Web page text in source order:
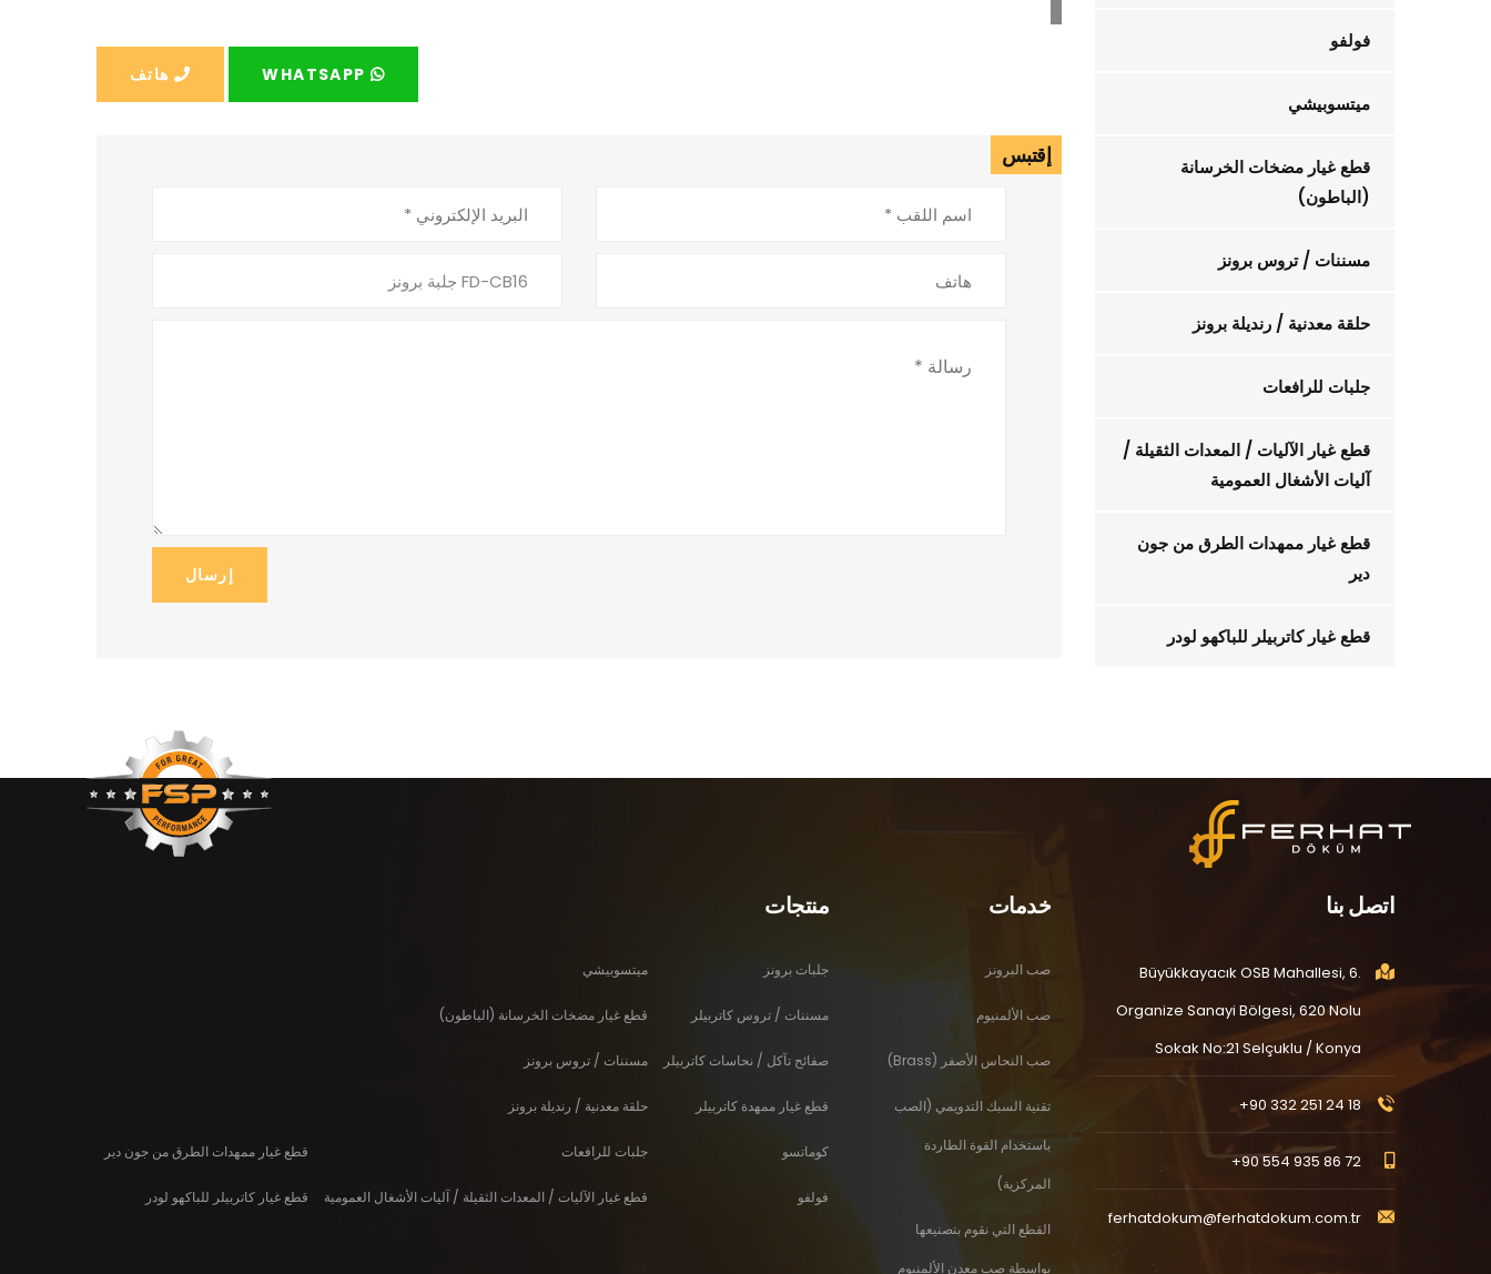
فولفو
ميتسوبيشي
قطع غيار مضخات الخرسانة
(الباطون)
مسننات / تروس برونز
حلقة معدنية / رنديلة برونز
جلبات للرافعات
قطع غيار الآليات / المعدات الثقيلة /
آليات الأشغال العمومية
قطع غيار ممهدات الطرق من جون
دير
قطع غيار كاتربيلر للباكهو لودر
WHATSAPP هاتف
إقتبس
إرسال
اتصل بنا
Büyükkayacık OSB Mahallesi, 6.
Organize Sanayi Bölgesi, 620 Nolu
Sokak No:21 Selçuklu / Konya
+90 332 251 24 18
+90 554 935 86 72
ferhatdokum@ferhatdokum.com.tr
خدمات
صب البرونز
صب الألمنيوم
صب النحاس الأصفر (Brass)
تقنية السبك التدويمي (الصب
باستخدام القوة الطاردة
المركزية)
القطع التي نقوم بتصنيعها
بواسطة صب معدن الألمنيوم
منتجات
جلبات برونز
مسننات / تروس كاتربيلر
صفائح تآكل / نحاسات كاتربيلر
قطع غيار ممهدة كاتربيلر
كوماتسو
فولفو
ميتسوبيشي
قطع غيار مضخات الخرسانة (الباطون)
مسننات / تروس برونز
حلقة معدنية / رنديلة برونز
جلبات للرافعات
قطع غيار الآليات / المعدات الثقيلة / آليات الأشغال العمومية
قطع غيار ممهدات الطرق من جون دير
قطع غيار كاتربيلر للباكهو لودر